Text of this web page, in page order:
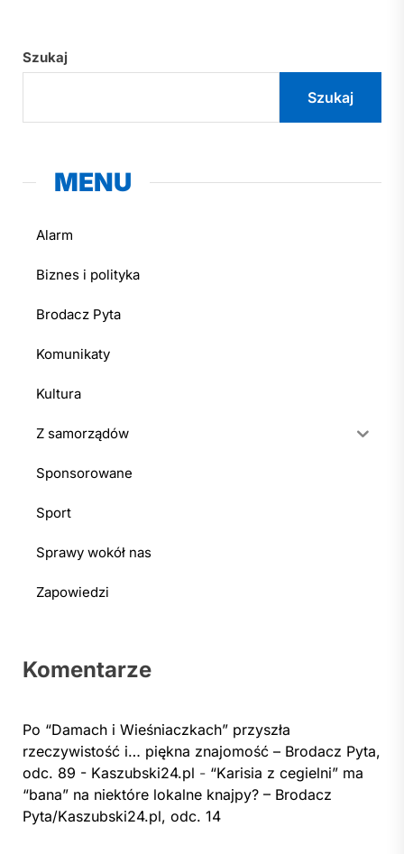
Szukaj
Szukaj
MENU
Alarm
Biznes i polityka
Brodacz Pyta
Komunikaty
Kultura
Z samorządów
Sponsorowane
Sport
Sprawy wokół nas
Zapowiedzi
Komentarze
Po “Damach i Wieśniaczkach” przyszła
rzeczywistość i… piękna znajomość – Brodacz Pyta,
odc. 89 - Kaszubski24.pl - “Karisia z cegielni” ma
“bana” na niektóre lokalne knajpy? – Brodacz
Pyta/Kaszubski24.pl, odc. 14